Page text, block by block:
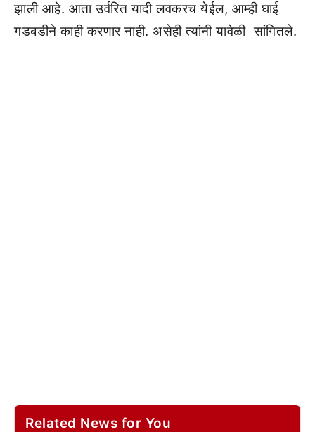
झाली आहे. आता उर्वरित यादी लवकरच येईल, आम्ही घाई
गडबडीने काही करणार नाही. असेही त्यांनी यावेळी सांगितले.
Related News for You